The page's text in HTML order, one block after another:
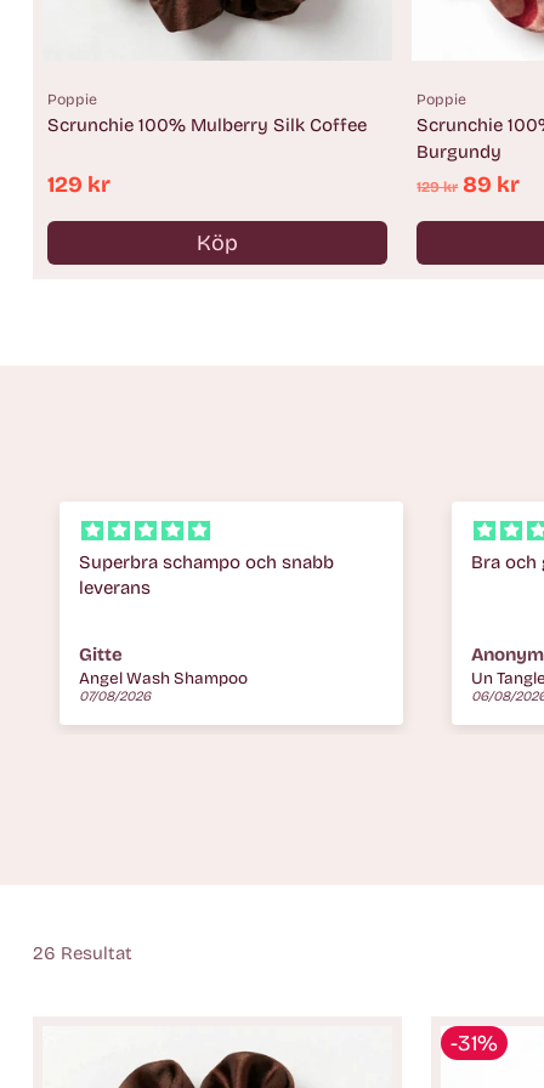
Poppie
Scrunchie 100% Mulberry Silk Coffee
129 kr
Köp
Antal
Poppie
Scrunchie
Burgundy
Ordinarie
pris
129 kr 89 kr
Antal
Bra och gör håret stadigt.
Anonym
Un Tangled leave-in
06/08/2026
Enkelt
06/08/
26 Resultat
-31%